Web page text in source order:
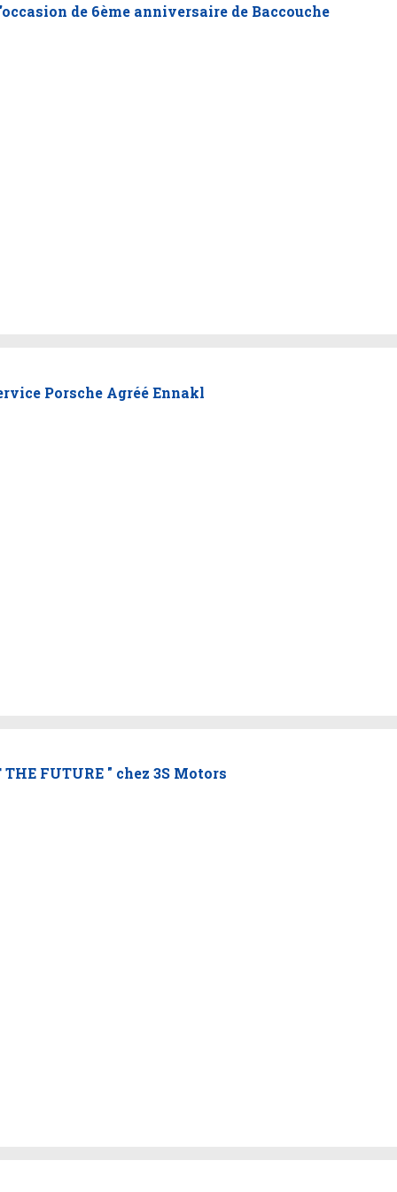
de 6ème anniversaire de Baccouche
Porsche Agréé Ennakl
FUTURE " chez 3S Motors